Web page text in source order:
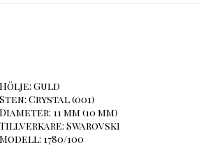
Hölje: Guld
Sten: Crystal (001)
Diameter: 11 mm (10 mm)
Tillverkare: Swarovski
Modell: 1780/100